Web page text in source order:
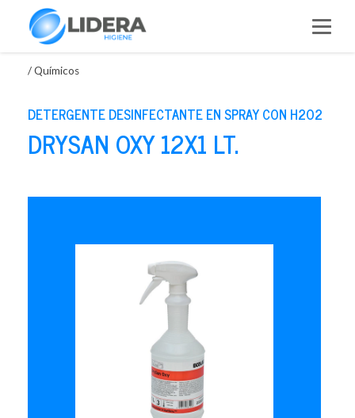
/Químicos
DETERGENTE DESINFECTANTE EN SPRAY CON H2O2
DRYSAN OXY 12X1 LT.